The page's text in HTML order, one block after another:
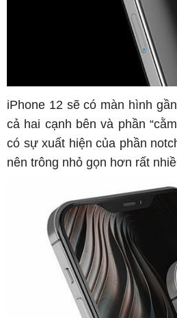
iPhone 12 sẽ có màn hình
cả hai cạnh bên và phần
có sự xuất hiện của phần
nên trông nhỏ gọn hơn rất